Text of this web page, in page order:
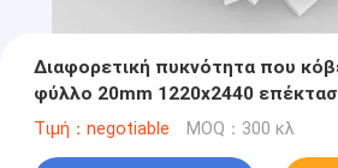
Διαφορετική πυκνότητα που
φύλλο 20mm 1220x2440
Τιμή：negotiable MOQ：300 κλ